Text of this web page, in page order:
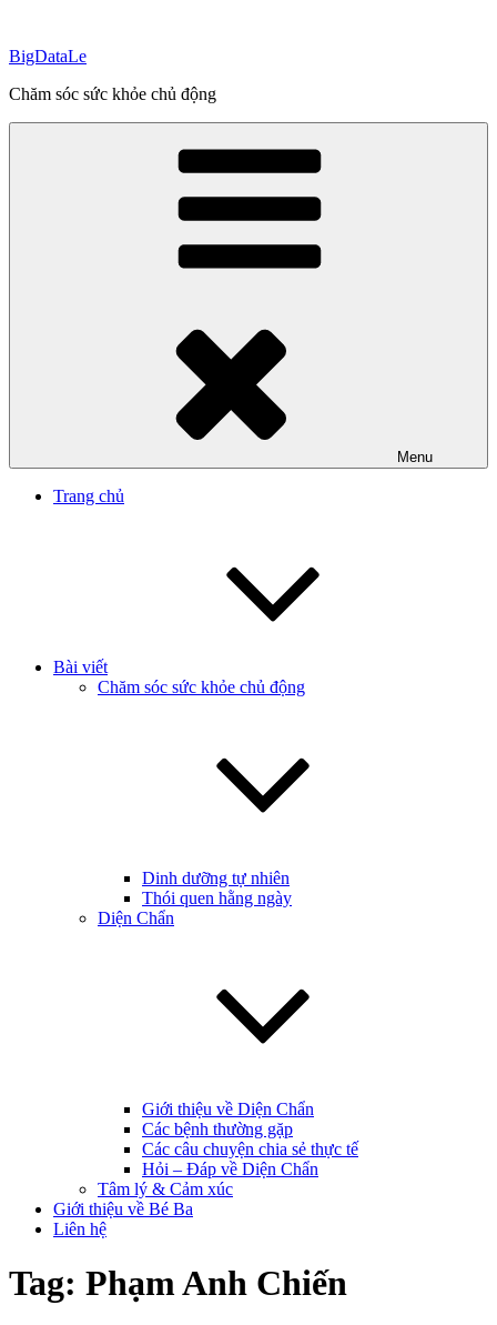
content
BigDataLe
Chăm sóc sức khỏe chủ động
Menu
Trang chủ
Bài viết
Chăm sóc sức khỏe chủ động
Dinh dưỡng tự nhiên
Thói quen hằng ngày
Diện Chẩn
Giới thiệu về Diện Chẩn
Các bệnh thường gặp
Các câu chuyện chia sẻ thực tế
Hỏi – Đáp về Diện Chẩn
Tâm lý & Cảm xúc
Giới thiệu về Bé Ba
Liên hệ
Tag: Phạm Anh Chiến